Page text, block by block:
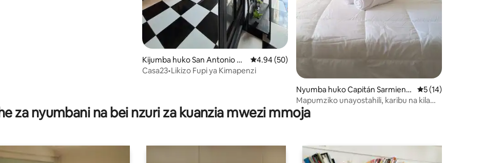
wastani wa 5 kati ya 5, tathmini 7
Kijumba huko San Antonio de
Areco
Ukadiriaji wa wastani wa 4.94 kati ya 5, tathmini 50
4.94 (50)
Casa23•Likizo Fupi ya Kimapenzi
Nyumba huko Capitán Sarmient
o
Ukadiriaji wa
5 (14)
Mapumziko unayostahili, karibu na kila
kitu.
za nyumbani na bei nzuri za kuanzia mwezi mmoja